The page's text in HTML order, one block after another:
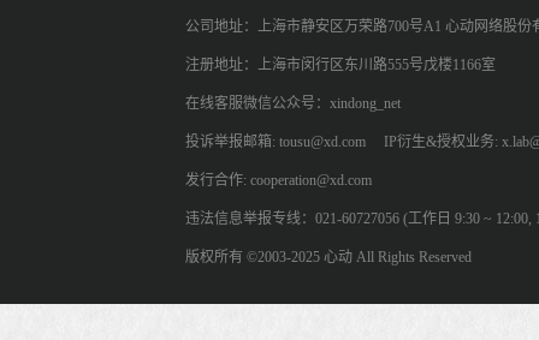
公司地址：上海市静安区万荣路700号A1 心动网络股份
注册地址：上海市闵行区东川路555号戊楼1166室
在线客服微信公众号：xindong_net
投诉举报邮箱: tousu@xd.com IP衍生&授权业务:
发行合作: cooperation@xd.com
违法信息举报专线：021-60727056 (工作日 9:30 ~ 12:00,
版权所有 ©2003-2025 心动 All Rights Reserved